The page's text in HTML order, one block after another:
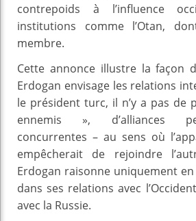
contrepoids à l’influence
institutions comme l’Otan,
membre.
Cette annonce illustre la façon
Erdogan envisage les relations
le président turc, il n’y a pas de
ennemis », d’alliances
concurrentes – au sens où
empêcherait de rejoindre
Erdogan raisonne uniquement
dans ses relations avec
avec la Russie.